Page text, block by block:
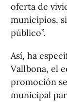
oferta de
municipios,
público”.
Así, ha
Vallbona, el
promoción
municipal